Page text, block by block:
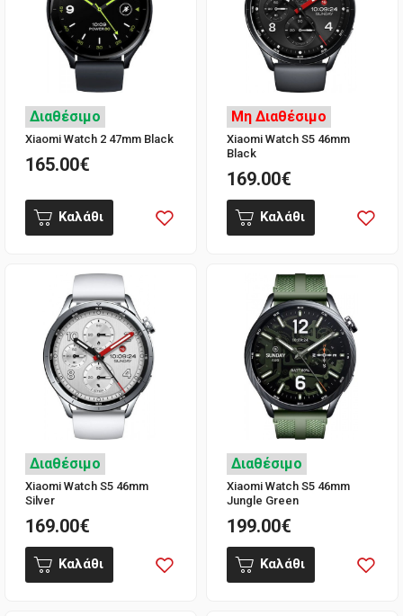
Διαθέσιμο
Xiaomi Watch 2 47mm Black
165.00€
Καλάθι
Μη Διαθέσιμο
Xiaomi Watch S5 46mm
Black
169.00€
Καλάθι
Διαθέσιμο
Xiaomi Watch S5 46mm
Silver
169.00€
Καλάθι
Διαθέσιμο
Xiaomi Watch S5 46mm
Jungle Green
199.00€
Καλάθι